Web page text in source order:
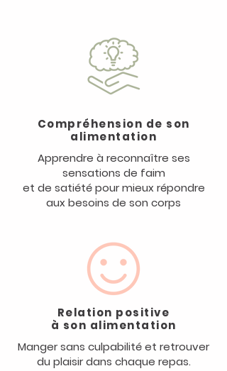
Compréhension de son
alimentation
Apprendre à reconnaître ses
sensations de faim
et de satiété pour mieux répondre
aux besoins de son corps
Relation positive
à son alimentation
Manger sans culpabilité et retrouver
du plaisir dans chaque repas.